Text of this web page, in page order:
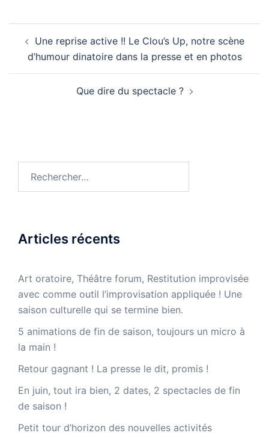
d’article
Une reprise active !! Le Clou’s Up, notre scène
d’humour dinatoire dans la presse et en photos
Que dire du spectacle ?
Articles récents
Art oratoire, Théâtre forum, Restitution improvisée
avec comme outil l’improvisation appliquée ! Une
saison culturelle qui se termine bien.
5 animations de fin de saison, toujours un micro à
la main !
Retour gagnant ! La presse le dit, promis !
En juin, tout ira bien, 2 dates, 2 spectacles de fin
de saison !
Petit tour d’horizon des nouvelles activités